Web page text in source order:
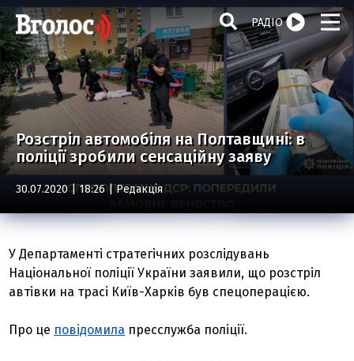
РАДІО
Розстріл автомобіля на Полтавщині: в
поліції зробили сенсаційну заяву
30.07.2020 | 18:26 |Редакція
У Департаменті стратегічних розслідувань
Національної поліції України заявили, що розстріл
автівки на трасі Київ-Харків був спецоперацією.
Про це повідомила пресслужба поліції.